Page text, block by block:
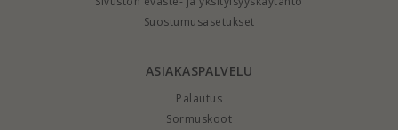
Suostumusasetukset
ASIAKASPALVELU
Palautus
Sormuskoot